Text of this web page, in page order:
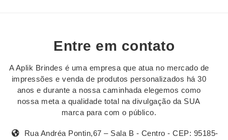
Entre em contato
A Aplik Brindes é uma empresa que atua no mercado de
impressões e venda de produtos personalizados há 30
anos e durante a nossa caminhada elegemos como
nossa meta a qualidade total na divulgação da SUA
marca para com o público.
Rua Andréa Pontin,67 – Sala B - Centro - CEP: 95185-